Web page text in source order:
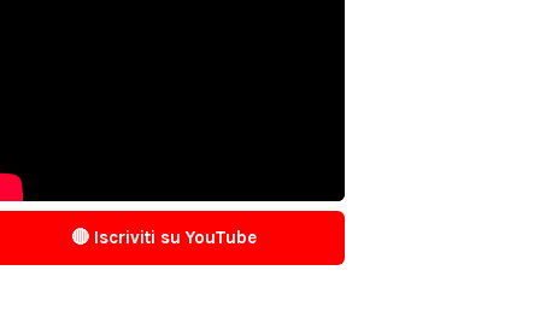
🔴 Iscriviti su YouTube